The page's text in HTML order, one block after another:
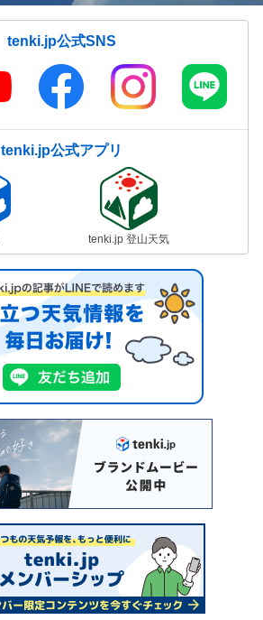
tenki.jp公式SNS
tenki.jp公式アプリ
tenki.jp 登山天気